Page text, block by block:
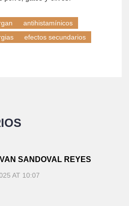
antihistamínicos
efectos secundarios
SANDOVAL REYES
AT 10:07